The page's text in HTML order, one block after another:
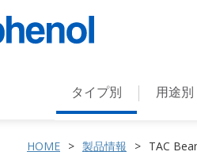
タイプ別 用途別
HOME 製品情報 TAC